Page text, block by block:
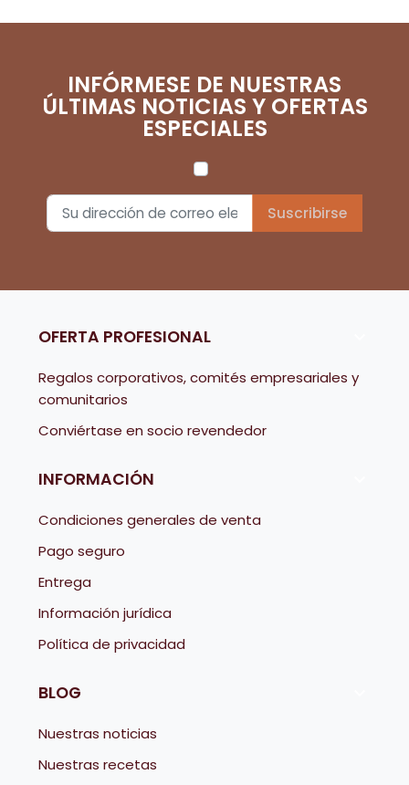
INFÓRMESE DE NUESTRAS
ÚLTIMAS NOTICIAS Y OFERTAS
ESPECIALES
OFERTA PROFESIONAL
Regalos corporativos, comités empresariales y
comunitarios
Conviértase en socio revendedor
INFORMACIÓN
Condiciones generales de venta
Pago seguro
Entrega
Información jurídica
Política de privacidad
BLOG
Nuestras noticias
Nuestras recetas